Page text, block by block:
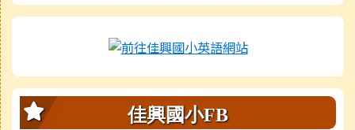
內容摘要：此為佳
佳興國小FB